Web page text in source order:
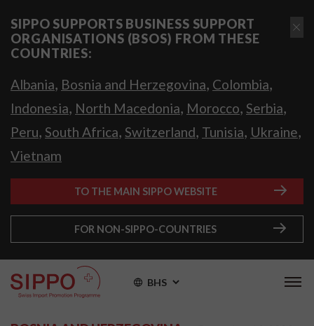
SIPPO SUPPORTS BUSINESS SUPPORT
ORGANISATIONS (BSOS) FROM THESE
COUNTRIES:
Albania, Bosnia and Herzegovina, Colombia,
Indonesia, North Macedonia, Morocco, Serbia,
Peru, South Africa, Switzerland, Tunisia, Ukraine,
Vietnam
TO THE MAIN SIPPO WEBSITE
FOR NON-SIPPO-COUNTRIES
BHS